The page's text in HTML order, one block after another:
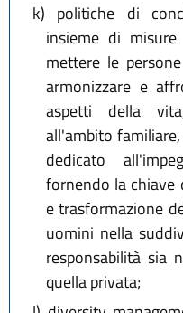
k) politiche di
insieme di
mettere le
armonizzare e
aspetti della
all'ambito
dedicato
fornendo la chiave
e trasformazione
uomini nella
responsabilità sia
quella privata;